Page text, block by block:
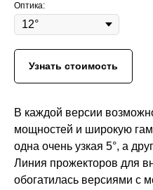
Оптика:
Узнать стоимость
В каждой версии
мощностей и широкую
одна очень узкая 5°, а
Линия прожекторов для
обогатилась версиями с